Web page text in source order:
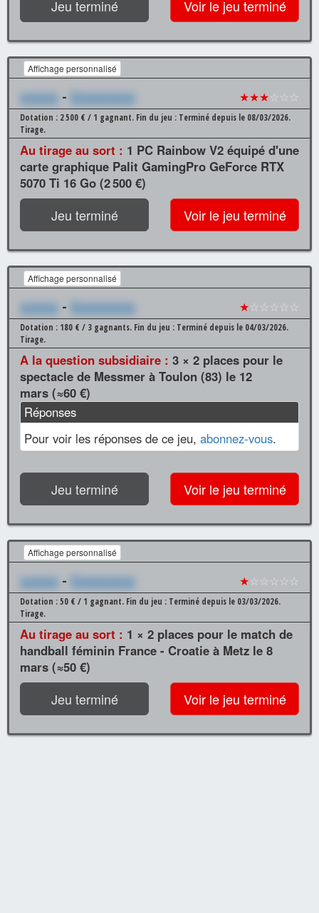
Jeu terminé Voir le jeu terminé
Affichage personnalisé
xxxxxx - Xxxxxxxxxx ★★★☆☆☆
Dotation : 2 500 € / 1 gagnant. Fin du jeu : Terminé depuis le 08/03/2026.
Tirage.
Au tirage au sort : 1 PC Rainbow V2 équipé d'une
carte graphique Palit GamingPro GeForce RTX
5070 Ti 16 Go (2 500 €)
Jeu terminé Voir le jeu terminé
Affichage personnalisé
xxxxxx - Xxxxxxxxxx ★☆☆☆☆☆
Dotation : 180 € / 3 gagnants. Fin du jeu : Terminé depuis le 04/03/2026.
Tirage.
A la question subsidiaire : 3 × 2 places pour le
spectacle de Messmer à Toulon (83) le 12
mars (≈60 €)
Réponses
Pour voir les réponses de ce jeu, abonnez-vous.
Jeu terminé Voir le jeu terminé
Affichage personnalisé
xxxxxx - Xxxxxxxxxx ★☆☆☆☆☆
Dotation : 50 € / 1 gagnant. Fin du jeu : Terminé depuis le 03/03/2026.
Tirage.
Au tirage au sort : 1 × 2 places pour le match de
handball féminin France - Croatie à Metz le 8
mars (≈50 €)
Jeu terminé Voir le jeu terminé